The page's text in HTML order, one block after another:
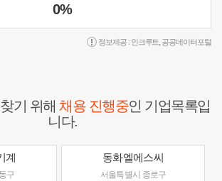
0%
정보제공 : 인크루트 공공데이터포털
기 위해채용 진행중인 기업목록입
니다.
계
구
동화엘에스씨
서울특별시 종로구